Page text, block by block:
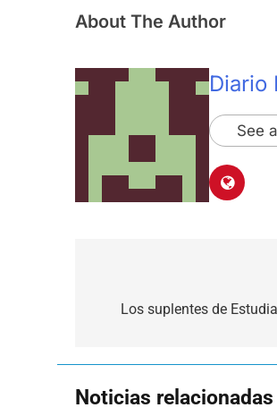
About The Author
Diario
See
Los suplentes de
Noticias relacionadas